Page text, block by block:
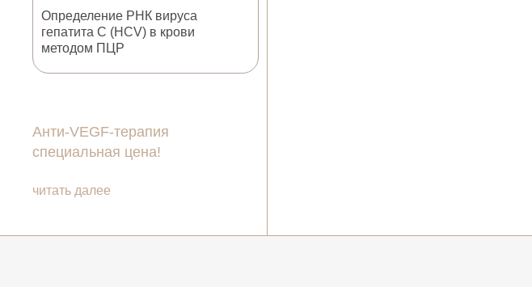
Определение РНК вируса
гепатита С (HCV) в крови
методом ПЦР
Анти‑VEGF‑терапия
специальная цена!
читать далее